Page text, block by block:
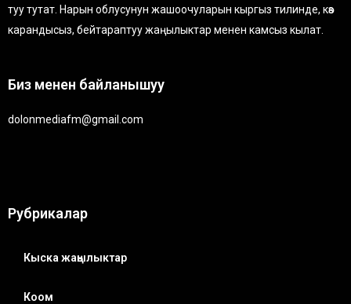
туу тутат. Нарын облусунун жашоочуларын кыргыз тилинде, көз
карандысыз, бейтараптуу жаңылыктар менен камсыз кылат.
Биз менен байланышуу
dolonmediafm@gmail.com
Рубрикалар
Кыска жаңылыктар
Коом